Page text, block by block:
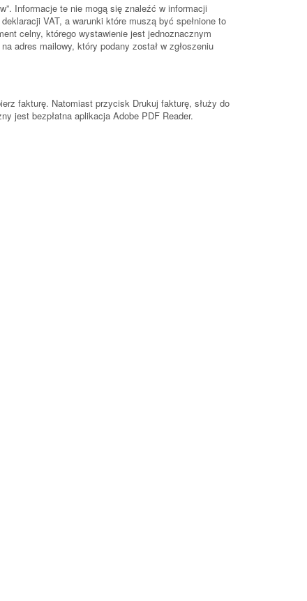
Informacje te nie mogą się znaleźć w informacji
VAT, a warunki które muszą być spełnione to
celny, którego wystawienie jest jednoznacznym
adres mailowy, który podany został w zgłoszeniu
fakturę. Natomiast przycisk Drukuj fakturę, służy do
jest bezpłatna aplikacja Adobe PDF Reader.